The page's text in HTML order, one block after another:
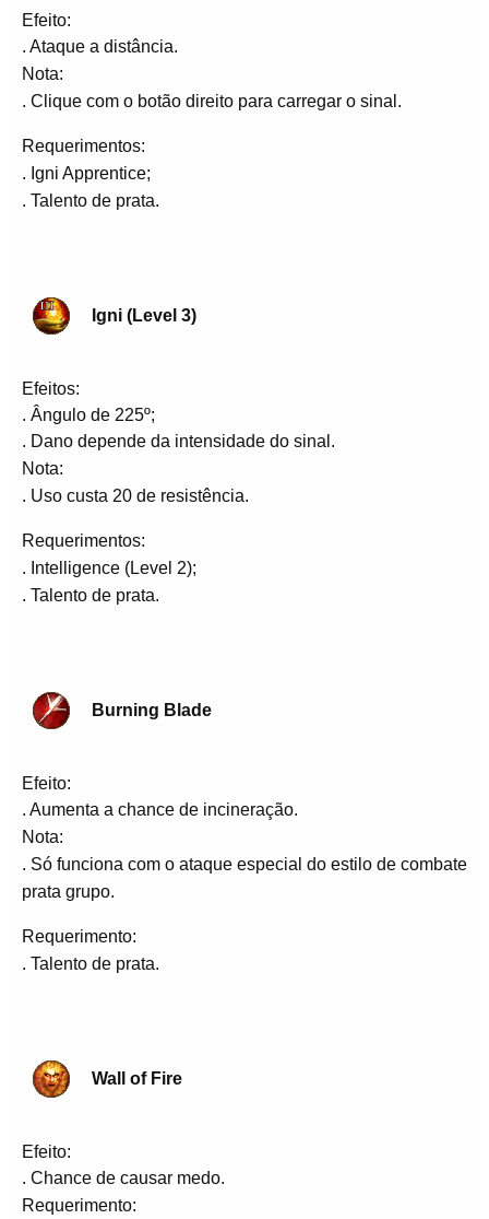
Efeito:
. Ataque a distância.
Nota:
. Clique com o botão direito para carregar o sinal.
Requerimentos:
. Igni Apprentice;
. Talento de prata.
Igni (Level 3)
Efeitos:
. Ângulo de 225º;
. Dano depende da intensidade do sinal.
Nota:
. Uso custa 20 de resistência.
Requerimentos:
. Intelligence (Level 2);
. Talento de prata.
Burning Blade
Efeito:
. Aumenta a chance de incineração.
Nota:
. Só funciona com o ataque especial do estilo de combate
prata grupo.
Requerimento:
. Talento de prata.
Wall of Fire
Efeito:
. Chance de causar medo.
Requerimento: